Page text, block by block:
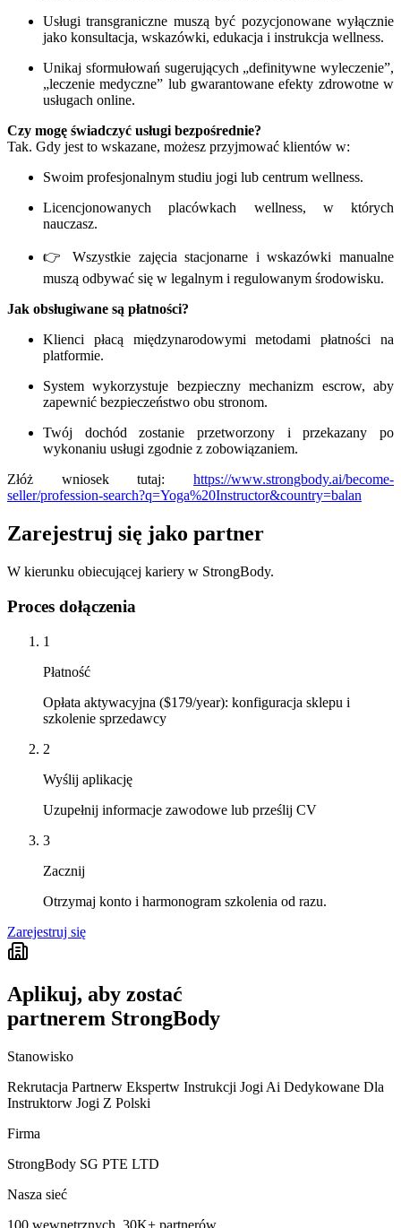
Usługi transgraniczne muszą być pozycjonowane wyłącznie
jako konsultacja, wskazówki, edukacja i instrukcja wellness.
Unikaj sformułowań sugerujących „definitywne wyleczenie”,
„leczenie medyczne” lub gwarantowane efekty zdrowotne w
usługach online.
Czy mogę świadczyć usługi bezpośrednie?
Tak. Gdy jest to wskazane, możesz przyjmować klientów w:
Swoim profesjonalnym studiu jogi lub centrum wellness.
Licencjonowanych placówkach wellness, w których
nauczasz.
👉 Wszystkie zajęcia stacjonarne i wskazówki manualne
muszą odbywać się w legalnym i regulowanym środowisku.
Jak obsługiwane są płatności?
Klienci płacą międzynarodowymi metodami płatności na
platformie.
System wykorzystuje bezpieczny mechanizm escrow, aby
zapewnić bezpieczeństwo obu stronom.
Twój dochód zostanie przetworzony i przekazany po
wykonaniu usługi zgodnie z zobowiązaniem.
Złóż wniosek tutaj: https://www.strongbody.ai/become-
seller/profession-search?q=Yoga%20Instructor&country=balan
Zarejestruj się jako partner
W kierunku obiecującej kariery w StrongBody.
Proces dołączenia
1
Płatność
Opłata aktywacyjna ($179/year): konfiguracja sklepu i
szkolenie sprzedawcy
2
Wyślij aplikację
Uzupełnij informacje zawodowe lub prześlij CV
3
Zacznij
Otrzymaj konto i harmonogram szkolenia od razu.
Zarejestruj się
Aplikuj, aby zostać
partnerem StrongBody
Stanowisko
Rekrutacja Partnerw Ekspertw Instrukcji Jogi Ai Dedykowane Dla
Instruktorw Jogi Z Polski
Firma
StrongBody SG PTE LTD
Nasza sieć